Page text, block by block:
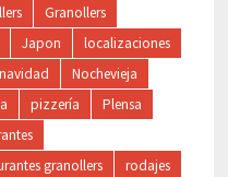
Granollers
Japon
localizaciones
navidad
Nochevieja
pizzería
Plensa
granollers
rodajes